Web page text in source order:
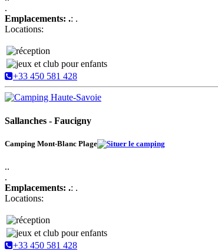
.
Emplacements: .: .
Locations:
+33 450 581 428
Sallanches - Faucigny
Camping Mont-Blanc Plage
..
.
Emplacements: .: .
Locations:
+33 450 581 428